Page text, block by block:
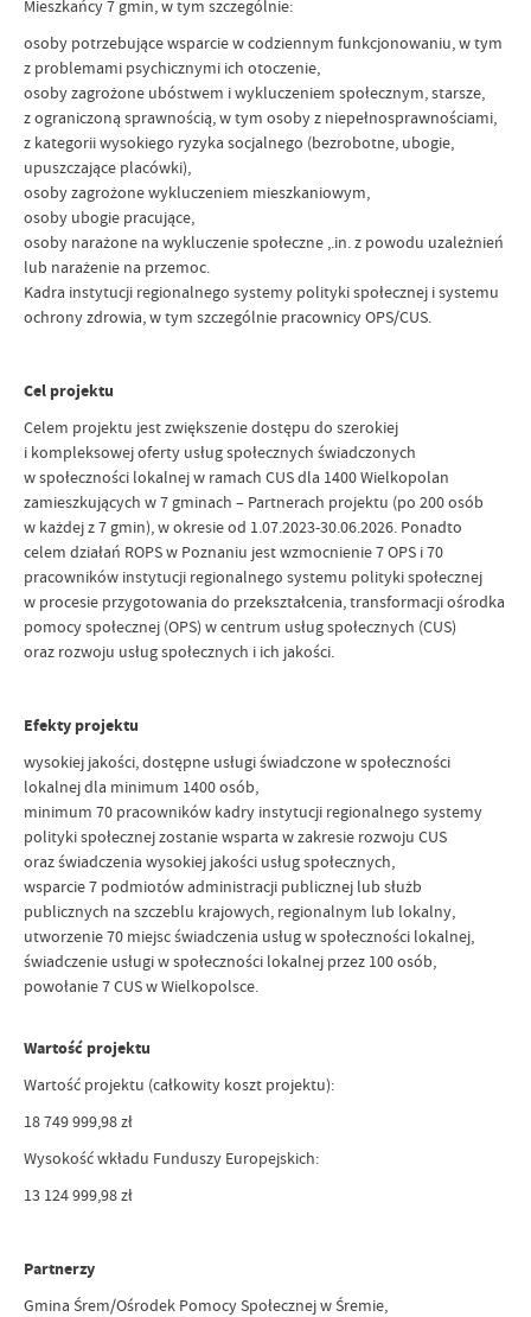
Mieszkańcy 7 gmin, w tym szczególnie:
osoby potrzebujące wsparcie w codziennym funkcjonowaniu, w tym
z problemami psychicznymi ich otoczenie,
osoby zagrożone ubóstwem i wykluczeniem społecznym, starsze,
z ograniczoną sprawnością, w tym osoby z niepełnosprawnościami,
z kategorii wysokiego ryzyka socjalnego (bezrobotne, ubogie,
upuszczające placówki),
osoby zagrożone wykluczeniem mieszkaniowym,
osoby ubogie pracujące,
osoby narażone na wykluczenie społeczne ,.in. z powodu uzależnień
lub narażenie na przemoc.
Kadra instytucji regionalnego systemy polityki społecznej i systemu
ochrony zdrowia, w tym szczególnie pracownicy OPS/CUS.
Cel projektu
Celem projektu jest zwiększenie dostępu do szerokiej
i kompleksowej oferty usług społecznych świadczonych
w społeczności lokalnej w ramach CUS dla 1400 Wielkopolan
zamieszkujących w 7 gminach – Partnerach projektu (po 200 osób
w każdej z 7 gmin), w okresie od 1.07.2023-30.06.2026. Ponadto
celem działań ROPS w Poznaniu jest wzmocnienie 7 OPS i 70
pracowników instytucji regionalnego systemu polityki społecznej
w procesie przygotowania do przekształcenia, transformacji ośrodka
pomocy społecznej (OPS) w centrum usług społecznych (CUS)
oraz rozwoju usług społecznych i ich jakości.
Efekty projektu
wysokiej jakości, dostępne usługi świadczone w społeczności
lokalnej dla minimum 1400 osób,
minimum 70 pracowników kadry instytucji regionalnego systemy
polityki społecznej zostanie wsparta w zakresie rozwoju CUS
oraz świadczenia wysokiej jakości usług społecznych,
wsparcie 7 podmiotów administracji publicznej lub służb
publicznych na szczeblu krajowych, regionalnym lub lokalny,
utworzenie 70 miejsc świadczenia usług w społeczności lokalnej,
świadczenie usługi w społeczności lokalnej przez 100 osób,
powołanie 7 CUS w Wielkopolsce.
Wartość projektu
Wartość projektu (całkowity koszt projektu):
18 749 999,98 zł
Wysokość wkładu Funduszy Europejskich:
13 124 999,98 zł
Partnerzy
Gmina Śrem/Ośrodek Pomocy Społecznej w Śremie,